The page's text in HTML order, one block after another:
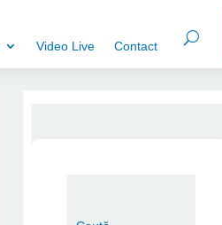
Video Live Contact